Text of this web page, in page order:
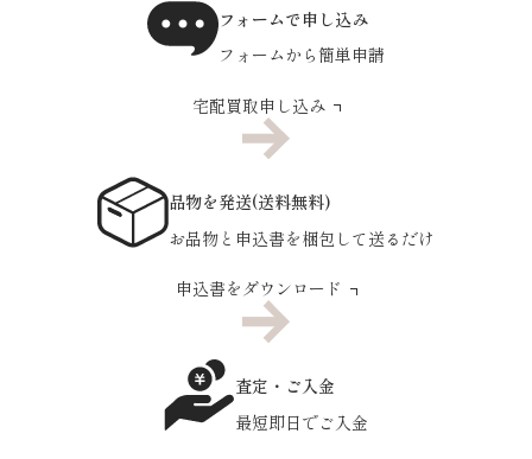
フォームで申し込み
フォームから簡単申請
宅配買取申し込み
品物を発送(送料無料)
お品物と申込書を梱包して送るだけ
申込書をダウンロード
査定・ご入金
最短即日でご入金